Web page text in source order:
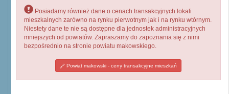
Posiadamy również dane o cenach transakcyjnych lokali
mieszkalnych zarówno na rynku pierwotnym jak i na rynku wtórnym.
Niestety dane te nie są dostępne dla jednostek administracyjnych
mniejszych od powiatów. Zapraszamy do zapoznania się z nimi
bezpośrednio na stronie powiatu makowskiego.
Powiat makowski - ceny transakcyjne mieszkań